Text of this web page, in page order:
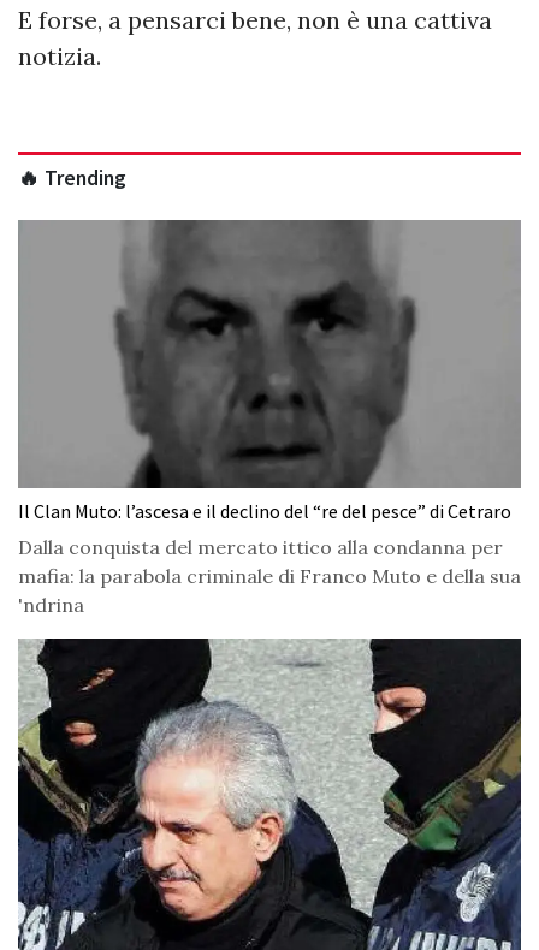
E forse, a pensarci bene, non è una cattiva
notizia.
🔥 Trending
Il Clan Muto: l’ascesa e il declino del “re del pesce” di Cetraro
Dalla conquista del mercato ittico alla condanna per
mafia: la parabola criminale di Franco Muto e della sua
'ndrina